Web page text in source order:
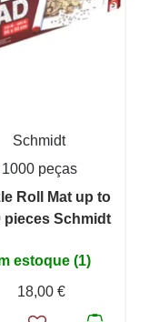
Schmidt
1000 peças
Roll Mat up to
pieces Schmidt
estoque (1)
18,00 €